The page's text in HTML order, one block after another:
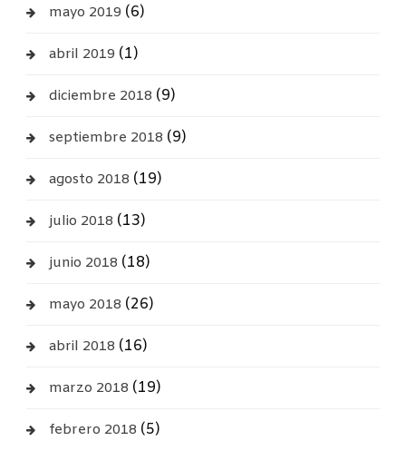
mayo 2019 (6)
abril 2019 (1)
diciembre 2018 (9)
septiembre 2018 (9)
agosto 2018 (19)
julio 2018 (13)
junio 2018 (18)
mayo 2018 (26)
abril 2018 (16)
marzo 2018 (19)
febrero 2018 (5)